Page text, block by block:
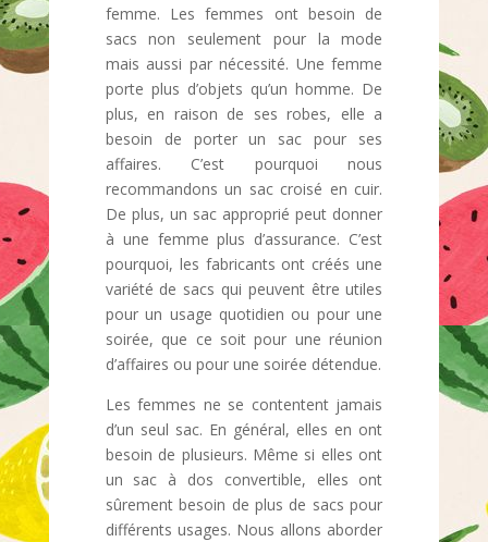
femme. Les femmes ont besoin de
sacs non seulement pour la mode
mais aussi par nécessité. Une femme
porte plus d’objets qu’un homme. De
plus, en raison de ses robes, elle a
besoin de porter un sac pour ses
affaires. C’est pourquoi nous
recommandons un sac croisé en cuir.
De plus, un sac approprié peut donner
à une femme plus d’assurance. C’est
pourquoi, les fabricants ont créés une
variété de sacs qui peuvent être utiles
pour un usage quotidien ou pour une
soirée, que ce soit pour une réunion
d’affaires ou pour une soirée détendue.
Les femmes ne se contentent jamais
d’un seul sac. En général, elles en ont
besoin de plusieurs. Même si elles ont
un sac à dos convertible, elles ont
sûrement besoin de plus de sacs pour
différents usages. Nous allons aborder